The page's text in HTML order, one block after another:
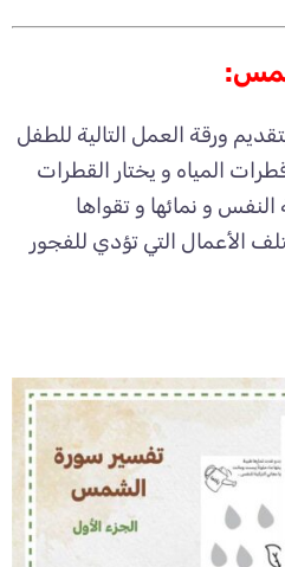
ورقة العمل التالية للطفل
المياه و يختار القطرات
النفس و نمائها و تقواها
الأعمال التي تؤدي للفجور